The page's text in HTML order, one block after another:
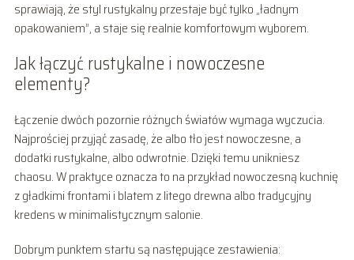
sprawiają, że styl rustykalny przestaje być tylko „ładnym
opakowaniem”, a staje się realnie komfortowym wyborem.
Jak łączyć rustykalne i nowoczesne
elementy?
Łączenie dwóch pozornie różnych światów wymaga wyczucia.
Najprościej przyjąć zasadę, że albo tło jest nowoczesne, a
dodatki rustykalne, albo odwrotnie. Dzięki temu unikniesz
chaosu. W praktyce oznacza to na przykład nowoczesną kuchnię
z gładkimi frontami i blatem z litego drewna albo tradycyjny
kredens w minimalistycznym salonie.
Dobrym punktem startu są następujące zestawienia: